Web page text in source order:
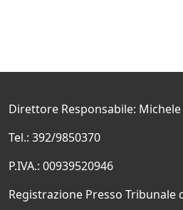
Direttore Responsabile: Michele
Tel.: 392/9850370
P.IVA.: 00939520946
Registrazione Presso Tribunale